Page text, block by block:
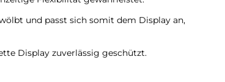
und passt sich somit dem Display an,
Display zuverlässig geschützt.